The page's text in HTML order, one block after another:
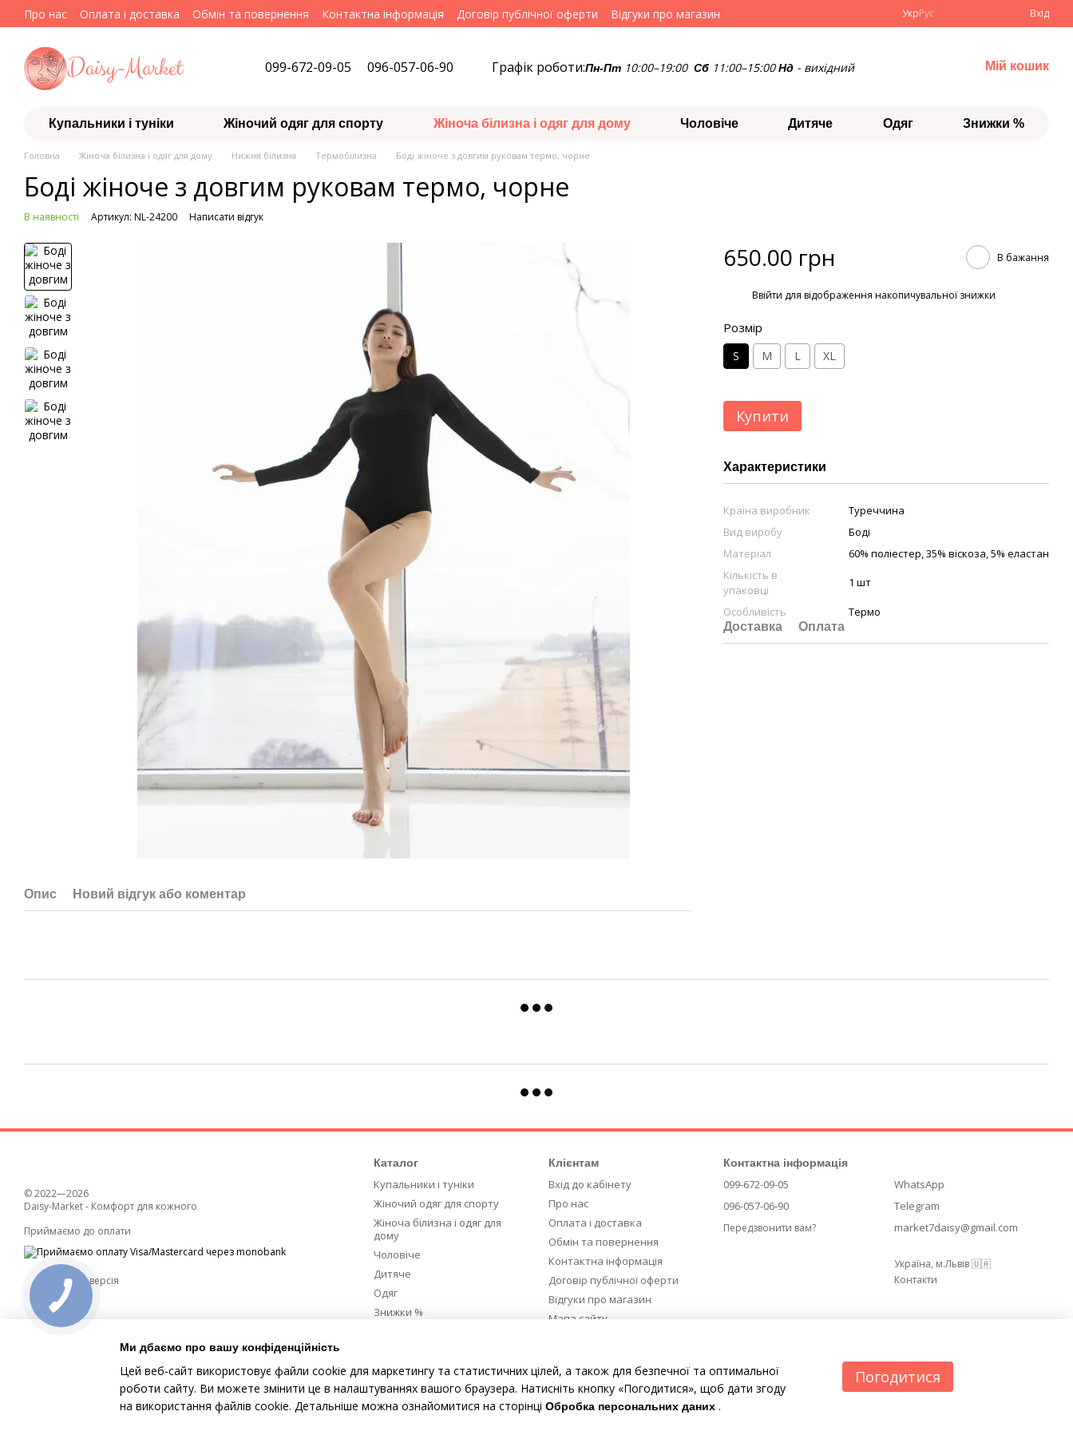
Перейти до основного контенту
Про нас Оплата і доставка Обмін та повернення Контактна інформація Договір публічної оферти Відгуки про магазин УкрРус Вхід
099-672-09-05 096-057-06-90 Графік роботи:Пн-Пт 10:00–19:00 Сб 11:00–15:00Нд - вихідний Мій кошик
Купальники і туніки Жіночий одяг для спорту Жіноча білизна і одяг для дому Чоловіче Дитяче Одяг Знижки %
Головна Жіноча білизна і одяг для дому Нижня білизна Термобілизна Боді жіноче з довгим руковам термо, чорне
Боді жіноче з довгим руковам термо, чорне
В наявності Артикул: NL-24200 Написати відгук
Опис Новий відгук або коментар
650.00 грн В бажання
Ввійти для відображення накопичувальної знижки
Розмір
S M L XL
Купити
Характеристики
Країна виробник
Туреччина
Вид виробу
Боді
Матеріал
60% поліестер, 35% віскоза, 5% еластан
Кількість в
упаковці
1 шт
Особливість Термо
Доставка Оплата
© 2022—2026
Daisy-Market - Комфорт для кожного
Приймаємо до оплати
Мобільна версія
Інтернет-магазин створений з Хорошоп
Каталог
Купальники і туніки
Жіночий одяг для спорту
Жіноча білизна і одяг для
дому
Чоловіче
Дитяче
Одяг
Знижки %
Клієнтам
Вхід до кабінету
Про нас
Оплата і доставка
Обмін та повернення
Контактна інформація
Договір публічної оферти
Відгуки про магазин
Мапа сайту
Контактна інформація
099-672-09-05
096-057-06-90
Передзвонити вам?
WhatsApp
Telegram
market7daisy@gmail.com
Україна, м.Львів 🇺🇦
Контакти
Ми дбаємо про вашу конфіденційність
Цей веб-сайт використовує файли cookie для маркетингу та статистичних цілей, а також для безпечної та оптимальної
роботи сайту. Ви можете змінити це в налаштуваннях вашого браузера. Натисніть кнопку «Погодитися», щоб дати згоду
на використання файлів cookie. Детальніше можна ознайомитися на сторінці Обробка персональних даних .
Погодитися